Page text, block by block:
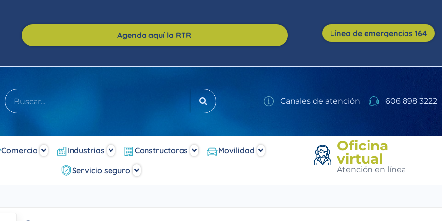
Agenda aquí la RTR Línea de emergencias 164
Canales de atención 606 898 3222
Comercio Industrias Constructoras
Movilidad
Servicio seguro
Oficina
virtual
Atención en línea